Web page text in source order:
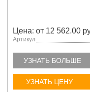
Цена: от 12 562.00
Артикул
УЗНАТЬ БОЛЬШЕ
УЗНАТЬ ЦЕНУ